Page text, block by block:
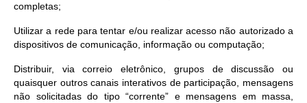
completas;
Utilizar a rede para tentar e/ou realizar acesso não autorizado a
dispositivos de comunicação, informação ou computação;
Distribuir, via correio eletrônico, grupos de discussão ou
quaisquer outros canais interativos de participação, mensagens
não solicitadas do tipo “corrente” e mensagens em massa,